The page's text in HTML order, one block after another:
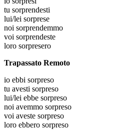
tu sorprendesti
lui/lei sorprese
noi sorprendemmo
voi sorprendeste
loro sorpresero
Trapassato Remoto
io ebbi sorpreso
tu avesti sorpreso
lui/lei ebbe sorpreso
noi avemmo sorpreso
voi aveste sorpreso
loro ebbero sorpreso